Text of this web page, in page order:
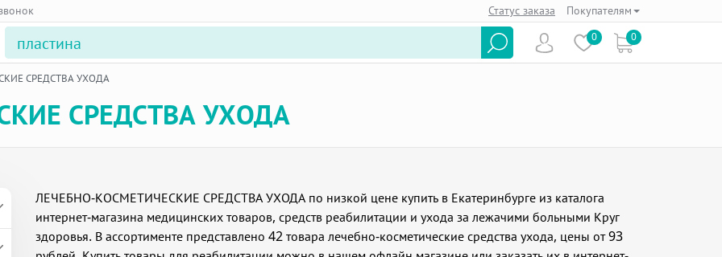
Статус заказа Покупателям
0 0
СРЕДСТВА УХОДА
СРЕДСТВА УХОДА
ЛЕЧЕБНО-КОСМЕТИЧЕСКИЕ СРЕДСТВА УХОДА по низкой цене купить в Екатеринбурге из каталога
интернет-магазина медицинских товаров, средств реабилитации и ухода за лежачими больными Круг
здоровья. В ассортименте представлено 42 товара лечебно-косметические средства ухода, цены от 93